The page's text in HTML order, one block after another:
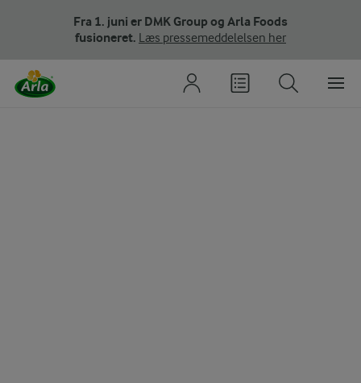
Fra 1. juni er DMK Group og Arla Foods
fusioneret. Læs pressemeddelelsen her